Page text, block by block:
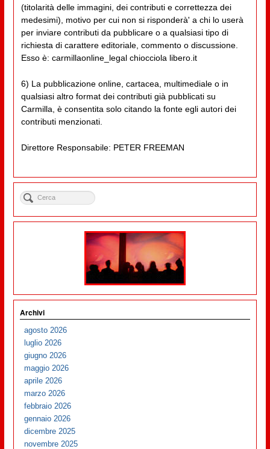
(titolarità delle immagini, dei contributi e correttezza dei
medesimi), motivo per cui non si risponderà' a chi lo userà
per inviare contributi da pubblicare o a qualsiasi tipo di
richiesta di carattere editoriale, commento o discussione.
Esso è: carmillaonline_legal chiocciola libero.it
6) La pubblicazione online, cartacea, multimediale o in
qualsiasi altro format dei contributi già pubblicati su
Carmilla, è consentita solo citando la fonte egli autori dei
contributi menzionati.
Direttore Responsabile: PETER FREEMAN
Archivi
agosto 2026
luglio 2026
giugno 2026
maggio 2026
aprile 2026
marzo 2026
febbraio 2026
gennaio 2026
dicembre 2025
novembre 2025